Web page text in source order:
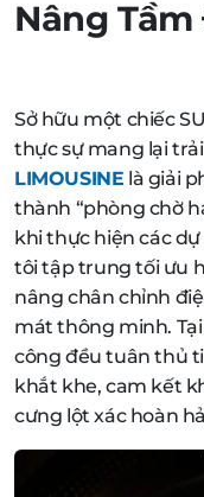
Nâng
Sở hữu một chiếc
thực sự mang lại
LIMOUSINE là giải
thành “phòng chờ
khi thực hiện các
tôi tập trung tối ưu
nâng chân chỉnh
mát thông minh. Tại
công đều tuân thủ
khắt khe, cam kết
cưng lột xác hoàn